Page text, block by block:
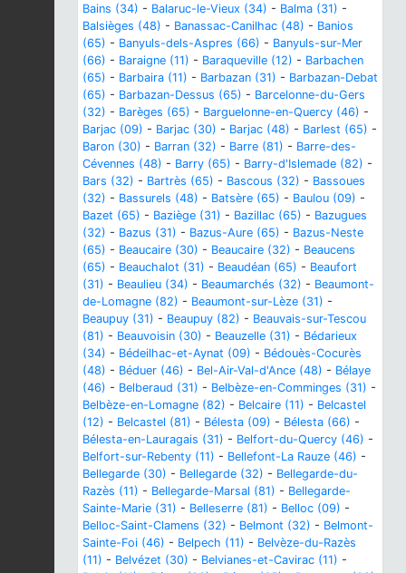
Bains (34) - Balaruc-le-Vieux (34) - Balma (31) -
Balsièges (48) - Banassac-Canilhac (48) - Banios
(65) - Banyuls-dels-Aspres (66) - Banyuls-sur-Mer
(66) - Baraigne (11) - Baraqueville (12) - Barbachen
(65) - Barbaira (11) - Barbazan (31) - Barbazan-Debat
(65) - Barbazan-Dessus (65) - Barcelonne-du-Gers
(32) - Barèges (65) - Barguelonne-en-Quercy (46) -
Barjac (09) - Barjac (30) - Barjac (48) - Barlest (65) -
Baron (30) - Barran (32) - Barre (81) - Barre-des-
Cévennes (48) - Barry (65) - Barry-d'Islemade (82) -
Bars (32) - Bartrès (65) - Bascous (32) - Bassoues
(32) - Bassurels (48) - Batsère (65) - Baulou (09) -
Bazet (65) - Baziège (31) - Bazillac (65) - Bazugues
(32) - Bazus (31) - Bazus-Aure (65) - Bazus-Neste
(65) - Beaucaire (30) - Beaucaire (32) - Beaucens
(65) - Beauchalot (31) - Beaudéan (65) - Beaufort
(31) - Beaulieu (34) - Beaumarchés (32) - Beaumont-
de-Lomagne (82) - Beaumont-sur-Lèze (31) -
Beaupuy (31) - Beaupuy (82) - Beauvais-sur-Tescou
(81) - Beauvoisin (30) - Beauzelle (31) - Bédarieux
(34) - Bédeilhac-et-Aynat (09) - Bédouès-Cocurès
(48) - Béduer (46) - Bel-Air-Val-d'Ance (48) - Bélaye
(46) - Belberaud (31) - Belbèze-en-Comminges (31) -
Belbèze-en-Lomagne (82) - Belcaire (11) - Belcastel
(12) - Belcastel (81) - Bélesta (09) - Bélesta (66) -
Bélesta-en-Lauragais (31) - Belfort-du-Quercy (46) -
Belfort-sur-Rebenty (11) - Bellefont-La Rauze (46) -
Bellegarde (30) - Bellegarde (32) - Bellegarde-du-
Razès (11) - Bellegarde-Marsal (81) - Bellegarde-
Sainte-Marie (31) - Belleserre (81) - Belloc (09) -
Belloc-Saint-Clamens (32) - Belmont (32) - Belmont-
Sainte-Foi (46) - Belpech (11) - Belvèze-du-Razès
(11) - Belvézet (30) - Belvianes-et-Cavirac (11) -